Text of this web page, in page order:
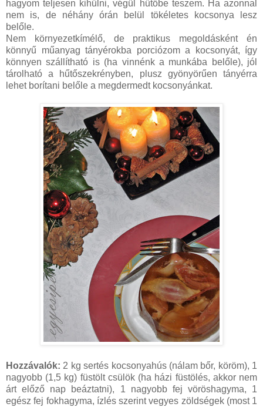
hagyom teljesen kihűlni, végül hűtőbe teszem. Ha azonnal
nem is, de néhány órán belül tökéletes kocsonya lesz
belőle.
Nem környezetkímélő, de praktikus megoldásként én
könnyű műanyag tányérokba porciózom a kocsonyát, így
könnyen szállítható is (ha vinnénk a munkába belőle), jól
tárolható a hűtőszekrényben, plusz gyönyörűen tányérra
lehet borítani belőle a megdermedt kocsonyánkat.
Hozzávalók: 2 kg sertés kocsonyahús (nálam bőr, köröm), 1
nagyobb (1,5 kg) füstölt csülök (ha házi füstölés, akkor nem
árt előző nap beáztatni), 1 nagyobb fej vöröshagyma, 1
egész fej fokhagyma, ízlés szerint vegyes zöldségek (most 1